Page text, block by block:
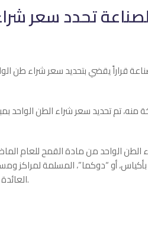
تحدد سعر
قراراً يقضي بتحديد سعر شراء طن
بأكياس، أو “دوكما”، المسلمة لمراكز
العائدة لها، ومواقع الصوامع، في كل المحافظات السورية.